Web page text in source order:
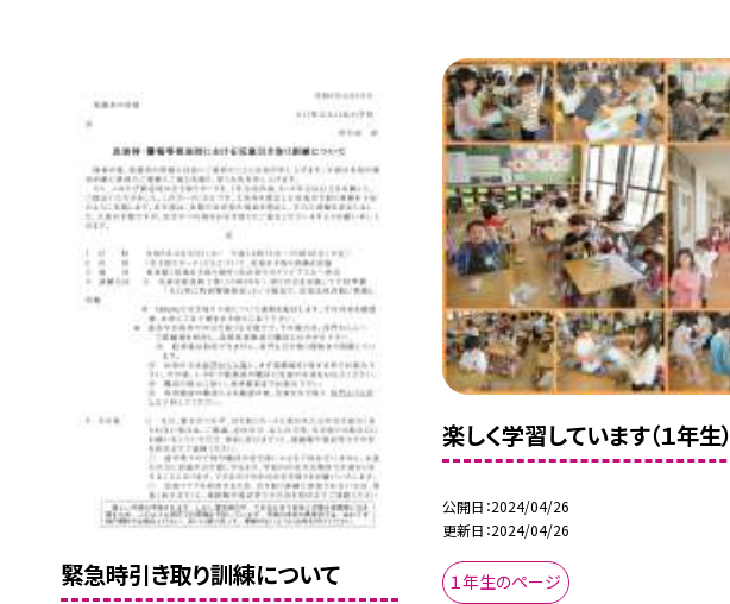
緊急時引き取り訓練について
楽しく学習しています（１年生）
公開日 2024/04/26
更新日 2024/04/26
１年生のページ